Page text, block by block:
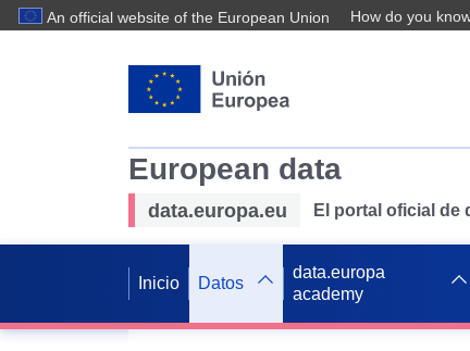
An official website of the European Union How do you
European data
data.europa.eu El portal oficial de
Inicio Datos
data.europa
academy